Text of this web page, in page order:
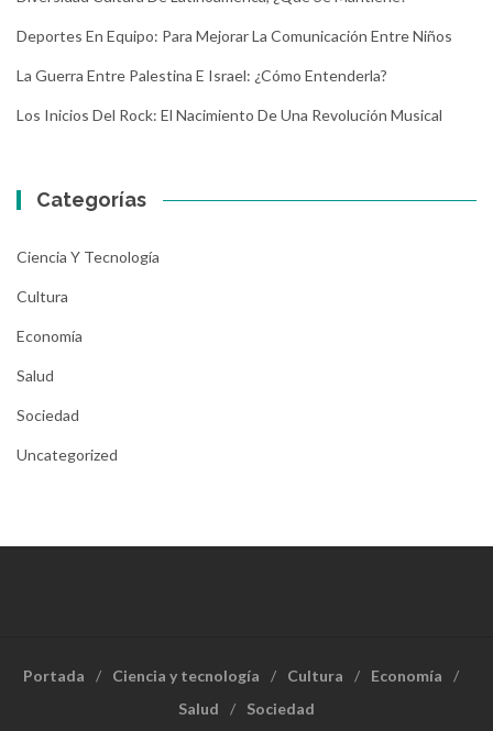
Deportes En Equipo: Para Mejorar La Comunicación Entre Niños
La Guerra Entre Palestina E Israel: ¿Cómo Entenderla?
Los Inicios Del Rock: El Nacimiento De Una Revolución Musical
Categorías
Ciencia Y Tecnología
Cultura
Economía
Salud
Sociedad
Uncategorized
Portada Ciencia y tecnología Cultura
Economía
Salud
Sociedad